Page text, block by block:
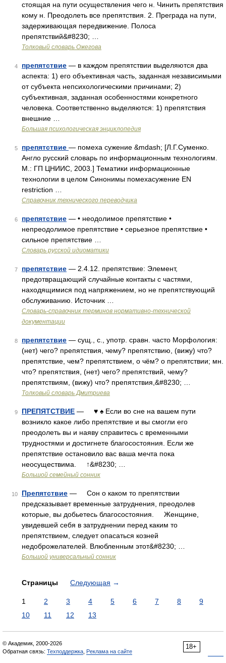
стоящая на пути осуществления чего н. Чинить препятствия
кому н. Преодолеть все препятствия. 2. Преграда на пути,
задерживающая передвижение. Полоса
препятствий&#8230; …
Толковый словарь Ожегова
4 препятствие — в каждом препятствии выделяются два
аспекта: 1) его объективная часть, заданная независимыми
от субъекта непсихологическими причинами; 2)
субъективная, заданная особенностями конкретного
человека. Соответственно выделяются: 1) препятствия
внешние …
Большая психологическая энциклопедия
5 препятствие — помеха сужение &mdash; [Л.Г.Суменко.
Англо русский словарь по информационным технологиям.
М.: ГП ЦНИИС, 2003.] Тематики информационные
технологии в целом Синонимы помехасужение EN
restriction …
Справочник технического переводчика
6 препятствие — • неодолимое препятствие •
непреодолимое препятствие • серьезное препятствие •
сильное препятствие …
Словарь русской идиоматики
7 препятствие — 2.4.12. препятствие: Элемент,
предотвращающий случайные контакты с частями,
находящимися под напряжением, но не препятствующий
обслуживанию. Источник …
Словарь-справочник терминов нормативно-технической
документации
8 препятствие — сущ., с., употр. сравн. часто Морфология:
(нет) чего? препятствия, чему? препятствию, (вижу) что?
препятствие, чем? препятствием, о чём? о препятствии; мн.
что? препятствия, (нет) чего? препятствий, чему?
препятствиям, (вижу) что? препятствия,&#8230; …
Толковый словарь Дмитриева
9 ПРЕПЯТСТВИЕ — ♥ ♠ Если во сне на вашем пути
возникло какое либо препятствие и вы смогли его
преодолеть вы и наяву справитесь с временными
трудностями и достигнете благосостояния. Если же
препятствие остановило вас ваша мечта пока
неосуществима. ↑&#8230; …
Большой семейный сонник
10 Препятствие — Сон о каком то препятствии
предсказывает временные затруднения, преодолев
которые, вы добьетесь благосостояния. Женщине,
увидевшей себя в затруднении перед каким то
препятствием, следует опасаться козней
недоброжелателей. Влюбленным этот&#8230; …
Большой универсальный сонник
Страницы Следующая →
1 2 3 4 5 6 7 8
9
10
11 12 13
18+
© Академик, 2000-2026
Обратная связь: Техподдержка Реклама на сайте